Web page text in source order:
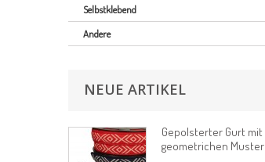
Selbstklebend
Andere
NEUE ARTIKEL
Gepolsterter Gurt mit
geometrichen Muster